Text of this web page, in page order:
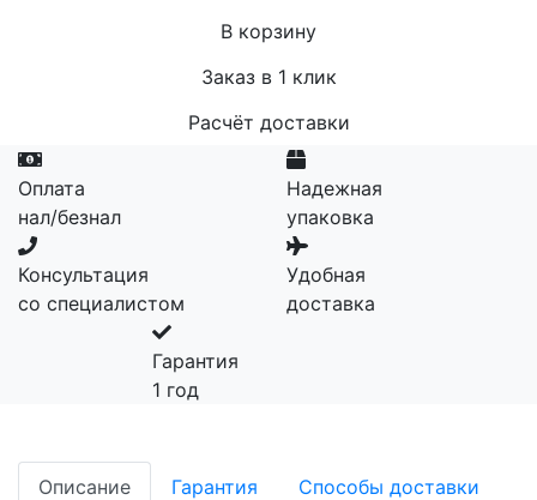
В корзину
Заказ в 1 клик
Расчёт доставки
Оплата
нал/безнал
Надежная
упаковка
Консультация
со специалистом
Удобная
доставка
Гарантия
1 год
Описание Гарантия Способы доставки